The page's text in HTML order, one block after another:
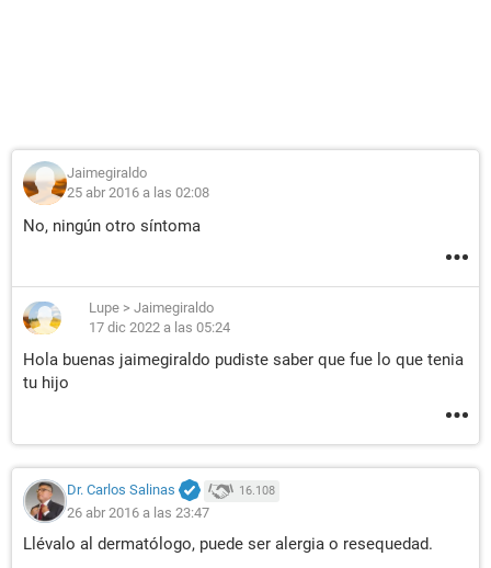
Jaimegiraldo
25 abr 2016 a las 02:08
No, ningún otro síntoma
Lupe > Jaimegiraldo
17 dic 2022 a las 05:24
Hola buenas jaimegiraldo pudiste saber que fue lo que tenia
tu hijo
Dr. Carlos Salinas 16.108
26 abr 2016 a las 23:47
Llévalo al dermatólogo, puede ser alergia o resequedad.